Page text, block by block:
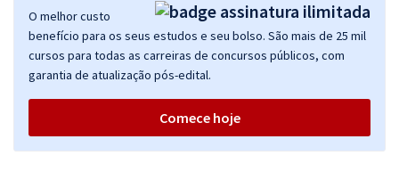
O melhor custo
benefício para os seus estudos e seu bolso. São mais de 25 mil
cursos para todas as carreiras de concursos públicos, com
garantia de atualização pós-edital.
Comece hoje